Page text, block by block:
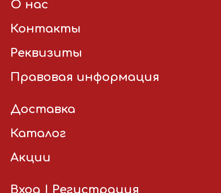
О нас
Контакты
Реквизиты
Правовая информация
Доставка
Каталог
Акции
Вход Регистрация